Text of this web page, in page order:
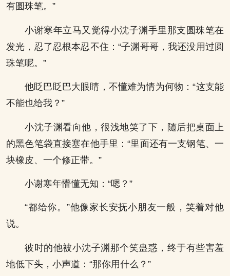
有圆珠笔。”
小谢寒年立马又觉得小沈子渊手里那支圆珠笔在
发光，忍了忍根本忍不住：“子渊哥哥，我还没用过圆
珠笔呢。”
他眨巴眨巴大眼睛，不懂难为情为何物：“这支能
不能也给我？”
小沈子渊看向他，很浅地笑了下，随后把桌面上
的黑色笔袋直接塞在他手里：“里面还有一支钢笔、一
块橡皮、一个修正带。”
小谢寒年懵懂无知：“嗯？”
“都给你。”他像家长安抚小朋友一般，笑着对他
说。
彼时的他被小沈子渊那个笑蛊惑，终于有些害羞
地低下头，小声道：“那你用什么？”